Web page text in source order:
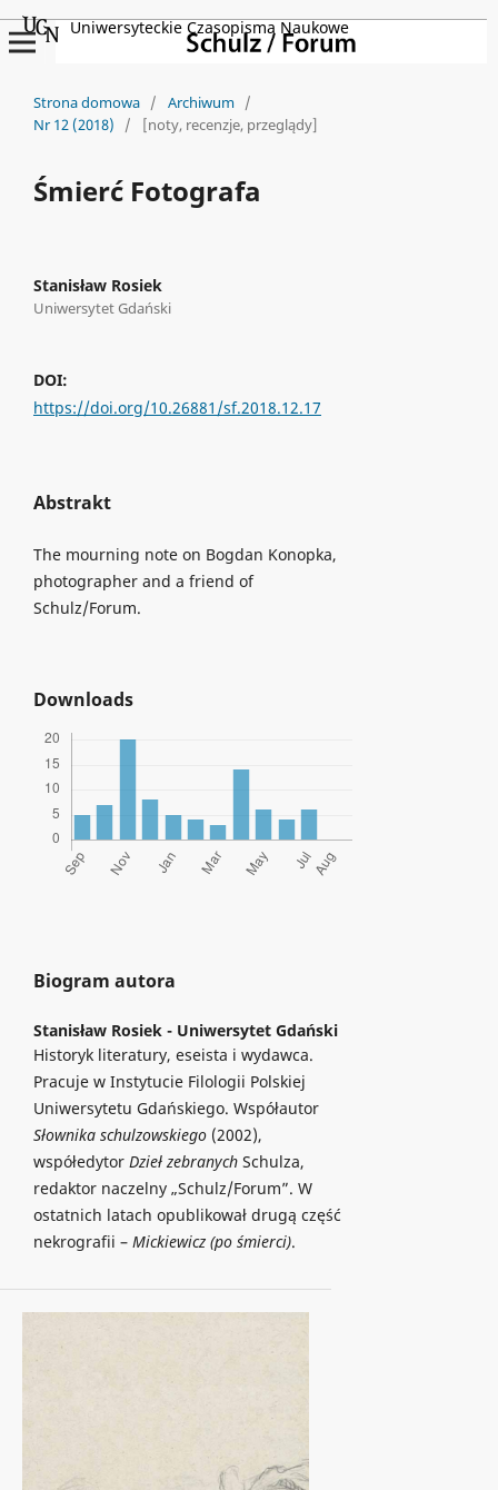
Uniwersyteckie Czasopisma Naukowe
Strona domowa / Archiwum /
Nr 12 (2018)
/ [noty, recenzje, przeglądy]
Śmierć Fotografa
Stanisław Rosiek
Uniwersytet Gdański
DOI:
https://doi.org/10.26881/sf.2018.12.17
Abstrakt
The mourning note on Bogdan Konopka,
photographer and a friend of
Schulz/Forum.
Downloads
Biogram autora
Stanisław Rosiek - Uniwersytet Gdański
Historyk literatury, eseista i wydawca.
Pracuje w Instytucie Filologii Polskiej
Uniwersytetu Gdańskiego. Współautor
Słownika schulzowskiego (2002),
współedytor Dzieł zebranychSchulza,
redaktor naczelny „Schulz/Forum”. W
ostatnich latach opublikował drugą część
nekrografii – Mickiewicz (po śmierci).